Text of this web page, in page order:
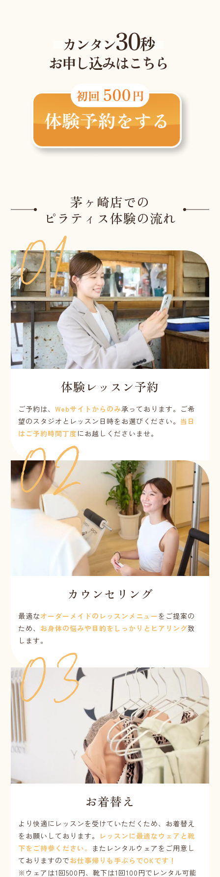
カンタン30秒
お申し込みはこちら
茅ヶ崎店での
ピラティス体験の流れ
体験レッスン予約
ご予約は、Webサイトからのみ承っております。ご希
望のスタジオとレッスン日時をお選びください。 当日
はご予約時間丁度 にお越しくださいませ。
カウンセリング
最適なオーダーメイドのレッスンメニューをご提案の
ため、お身体の悩みや目的をしっかりとヒアリング致
します。
お着替え
より快適にレッスンを受けていただくため、お着替え
をお願いしております。
レッスンに最適なウェアと靴
下をご持参ください。 またレンタルウェアをご用意し
ておりますのでお仕事帰りも手ぶらでOKです！
※ウェアは1回500円、靴下は1回100円でレンタル可能